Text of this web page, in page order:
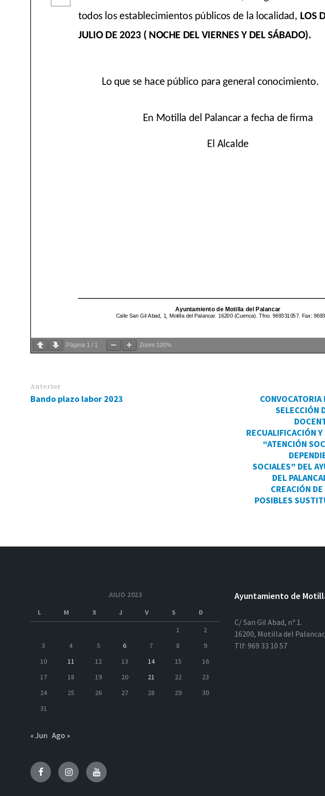
Página 1 / 1 Zoom 100%
Anterior
Bando plazo labor 2023
CONVOCATORIA
SELECCIÓN
RECUALIFICACIÓN
“ATENCIÓN
SOCIALES” DEL
DEL
CREACIÓN
POSIBLES
JULIO 2023
L
M X J V S
D
1
2
3
4 5 6 7 8
9
10
11 12 13 14 15
16
17
18 19 20 21 22
23
24
25 26 27 28 29
30
31
« Jun Ago »
Ayuntamiento de
C/ San Gil Abad, nº 1.
16200, Motilla del
Tlf: 969 33 10 57
FacebookInstagramYoutube